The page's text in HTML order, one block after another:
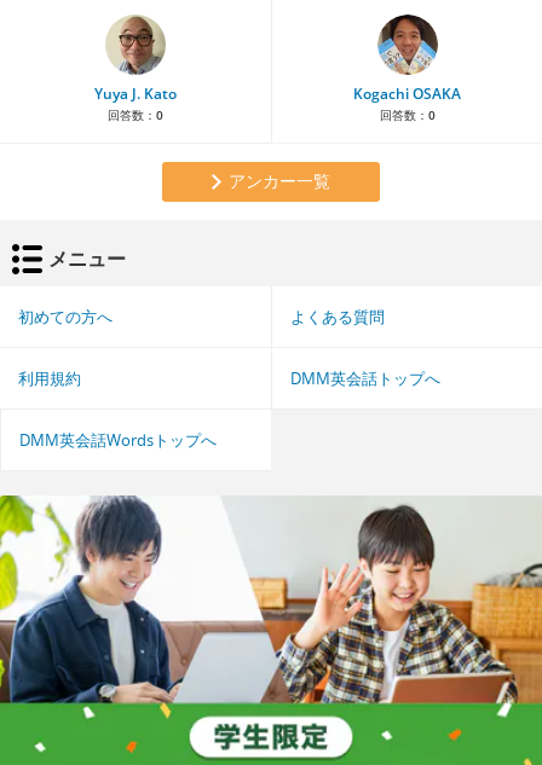
Yuya J. Kato
回答数： 0
Kogachi OSAKA
回答数： 0
アンカー一覧
メニュー
初めての方へ よくある質問
利用規約 DMM英会話トップへ
DMM英会話Wordsトップへ